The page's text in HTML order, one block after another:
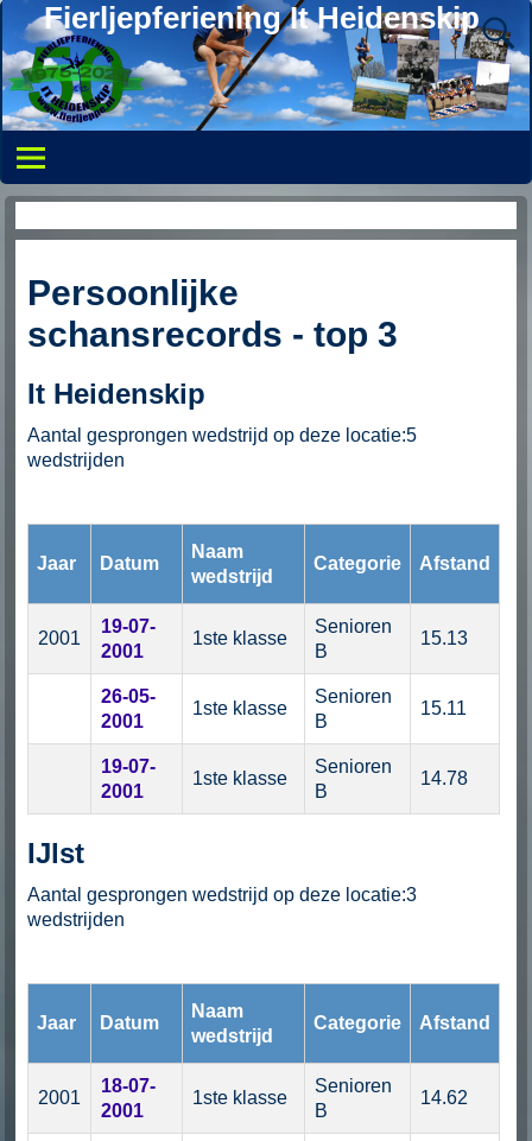
Fierljepferiening It Heidenskip
Persoonlijke
schansrecords - top 3
It Heidenskip
Aantal gesprongen wedstrijd op deze locatie:5
wedstrijden
Jaar Datum
Naam
wedstrijd
Categorie Afstand
2001
19-07-
2001
1ste klasse
Senioren
B
15.13
26-05-
2001
1ste klasse
Senioren
B
15.11
19-07-
2001
1ste klasse
Senioren
B
14.78
IJlst
Aantal gesprongen wedstrijd op deze locatie:3
wedstrijden
Jaar Datum
Naam
wedstrijd
Categorie Afstand
2001
18-07-
2001
1ste klasse
Senioren
B
14.62